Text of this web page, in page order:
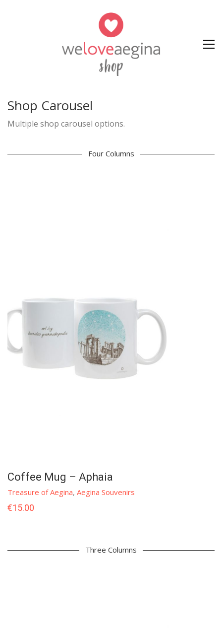
Shop Carousel
Multiple shop carousel options.
Four Columns
Coffee Mug – Aphaia
Treasure of Aegina, Aegina Souvenirs
€15.00
Three Columns